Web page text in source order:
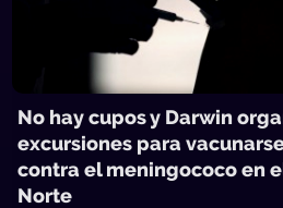
No hay cupos y Darwin
excursiones para
contra el meningococo en
Norte